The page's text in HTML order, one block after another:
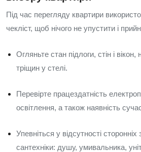
Під час перегляду квартири
чекліст, щоб нічого не упустити і
Огляньте стан підлоги, стін і вікон,
тріщин у стелі.
Перевірте працездатність
освітлення, а також наявність
Упевніться у відсутності сторонніх
сантехніки: душу, умивальника,